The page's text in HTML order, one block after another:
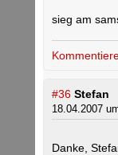
sieg am
#36 Stefan
18.04.2007
Danke,